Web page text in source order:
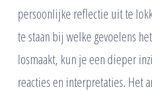
persoonlijke reflectie uit te
te staan bij welke gevoelens
losmaakt, kun je een dieper
reacties en interpretaties. Het